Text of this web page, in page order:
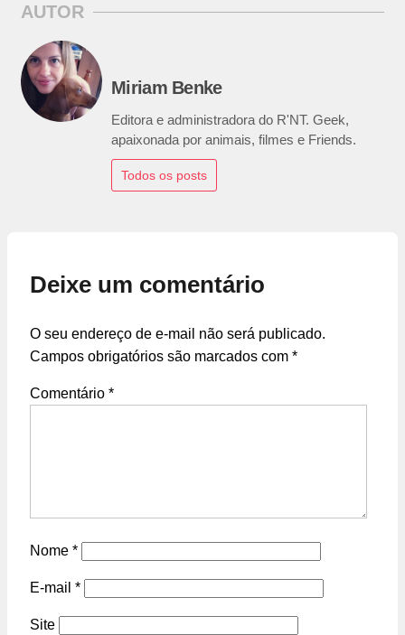
AUTOR
Miriam Benke
Editora e administradora do R'NT. Geek,
apaixonada por animais, filmes e Friends.
Todos os posts
Deixe um comentário
O seu endereço de e-mail não será publicado.
Campos obrigatórios são marcados com *
Comentário *
Nome *
E-mail *
Site